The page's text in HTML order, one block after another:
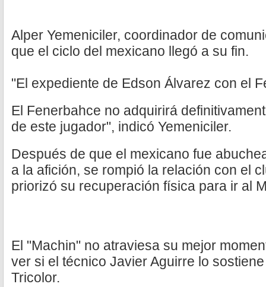
Alper Yemeniciler, coordinador de
que el ciclo del mexicano llegó a su fin.
"El expediente de Edson Álvarez con el
El Fenerbahce no adquirirá
de este jugador", indicó Yemeniciler.
Después de que el mexicano fue
a la afición, se rompió la relación con el
priorizó su recuperación física para ir al
El "Machin" no atraviesa su mejor
ver si el técnico Javier Aguirre lo
Tricolor.